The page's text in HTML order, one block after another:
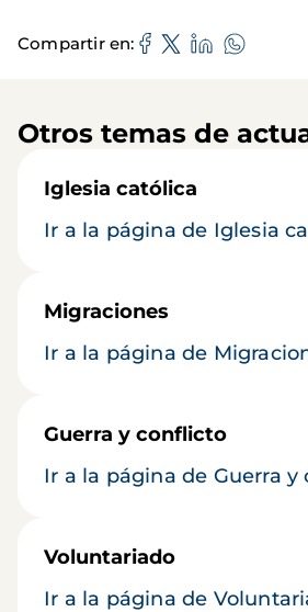
Compartir en
Otros temas de
Iglesia católica
Ir a la página de Iglesia
Migraciones
Ir a la página de
Guerra y conflicto
Ir a la página de Guerra y
Voluntariado
Ir a la página de